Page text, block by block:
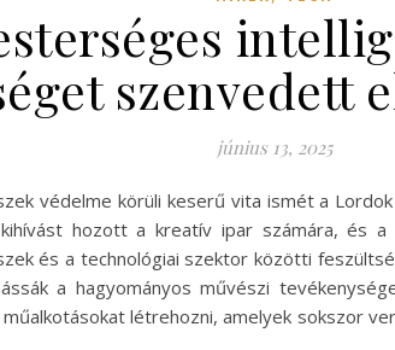
szenvedett
június 13, 2025
védelme körüli keserű vita ismét a
kihívást hozott a kreatív ipar számára,
és a technológiai szektor közötti
a hagyományos művészi
létrehozni, amelyek sokszor